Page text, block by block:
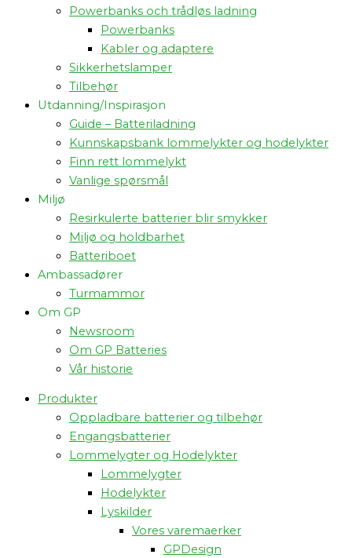
Powerbanks och trådløs ladning
Powerbanks
Kabler og adaptere
Sikkerhetslamper
Tilbehør
Utdanning/Inspirasjon
Guide – Batteriladning
Kunnskapsbank lommelykter og hodelykter
Finn rett lommelykt
Vanlige spørsmål
Miljø
Resirkulerte batterier blir smykker
Miljø og holdbarhet
Batteriboet
Ambassadører
Turmammor
Om GP
Newsroom
Om GP Batteries
Vår historie
Produkter
Oppladbare batterier og tilbehør
Engangsbatterier
Lommelygter og Hodelykter
Lommelygter
Hodelykter
Lyskilder
Vores varemaerker
GPDesign